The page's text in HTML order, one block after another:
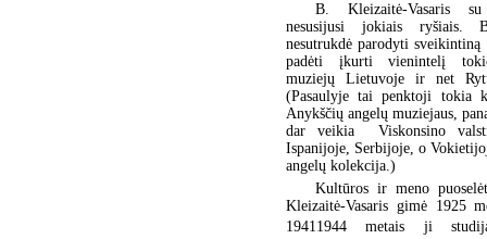
B. Kleizaitė-Vasaris su
nesusijusi jokiais
nesutrukdė parodyti
padėti įkurti vienintelį
muziejų Lietuvoje ir net
(Pasaulyje tai penktoji tokia
Anykščių angelų muziejaus,
dar veikia Viskonsino
Ispanijoje, Serbijoje, o
angelų kolekcija.)
Kultūros ir meno
Kleizaitė-Vasaris gimė 1925
19411944 metais ji